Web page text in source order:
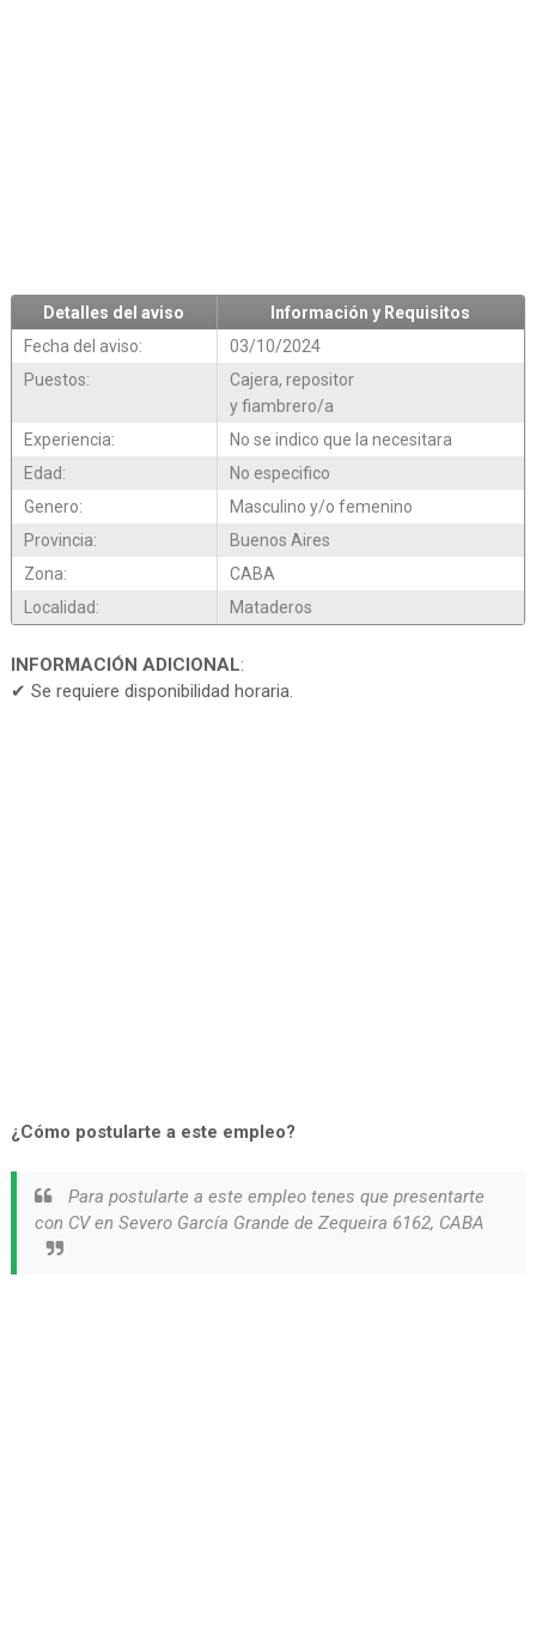
Detalles del aviso
Información y Requisitos
Fecha del aviso:
03/10/2024
Puestos:
Cajera, repositor
y fiambrero/a
Experiencia:
No se indico que la necesitara
Edad:
No especifico
Genero:
Masculino y/o femenino
Provincia:
Buenos Aires
Zona:
CABA
Localidad:
Mataderos
INFORMACIÓN ADICIONAL:
✔ Se requiere disponibilidad horaria.
¿Cómo postularte a este empleo?
Para postularte a este empleo tenes que presentarte
con CV en Severo García Grande de Zequeira 6162, CABA